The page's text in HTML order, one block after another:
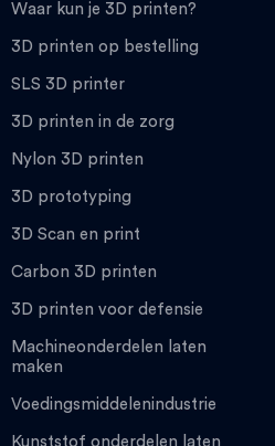
Waar kun je 3D printen?
3D printen op bestelling
SLS 3D printer
3D printen in de zorg
Nylon 3D printen
3D prototyping
3D Scan en print
Carbon 3D printen
3D printen voor defensie
Machineonderdelen laten
maken
Voedingsmiddelenindustrie
Kunststof onderdelen laten